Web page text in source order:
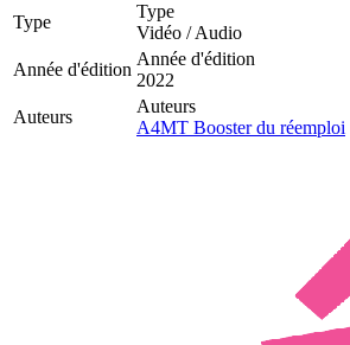
Type
Type
Vidéo / Audio
Année d'édition
Année d'édition
2022
Auteurs
Auteurs
A4MT Booster du réemploi